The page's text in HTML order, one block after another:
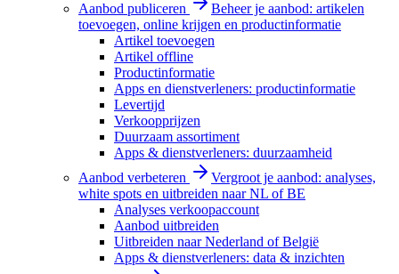
Aanbod publiceren
Beheer je aanbod: artikelen
toevoegen, online krijgen en productinformatie
Artikel toevoegen
Artikel offline
Productinformatie
Apps en dienstverleners: productinformatie
Levertijd
Verkoopprijzen
Duurzaam assortiment
Apps & dienstverleners: duurzaamheid
Aanbod verbeteren
Vergroot je aanbod: analyses,
white spots en uitbreiden naar NL of BE
Analyses verkoopaccount
Aanbod uitbreiden
Uitbreiden naar Nederland of België
Apps & dienstverleners: data & inzichten